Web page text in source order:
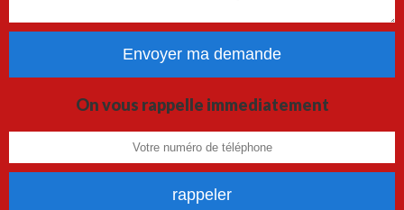
On vous rappelle immediatement